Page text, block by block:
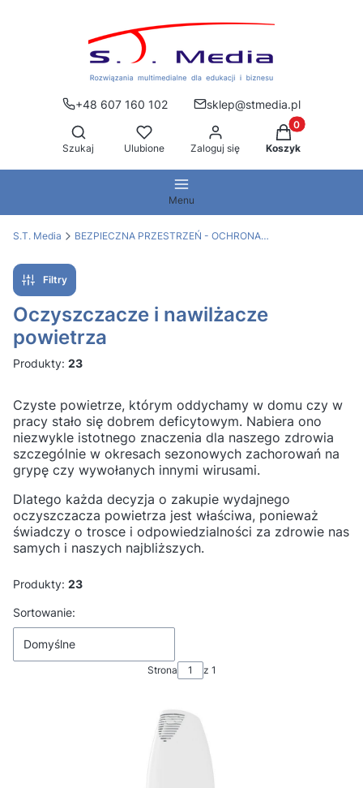
+48 607 160 102
sklep@stmedia.pl
Otwórz wyszukiwarkę
Szukaj Ulubione Zaloguj się
Produkty w
Koszyk
Menu
S.T. Media BEZPIECZNA PRZESTRZEŃ - OCHRONA PRZED WIRUSAMI
Filtry
Oczyszczacze i nawilżacze
powietrza
Produkty: 23
Czyste powietrze, którym oddychamy w domu czy w
pracy stało się dobrem deficytowym. Nabiera ono
niezwykle istotnego znaczenia dla naszego zdrowia
szczególnie w okresach sezonowych zachorowań na
grypę czy wywołanych innymi wirusami.
Dlatego każda decyzja o zakupie wydajnego
oczyszczacza powietrza jest właściwa, ponieważ
świadczy o trosce i odpowiedzialności za zdrowie nas
samych i naszych najbliższych.
Produkty: 23
Lista produktów
Sortowanie:
Domyślne
Strona z 1